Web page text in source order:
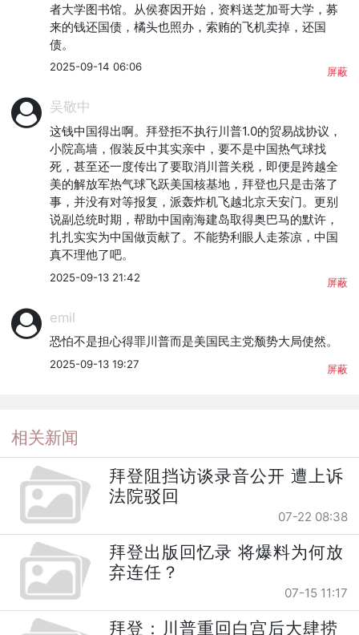
者大学图书馆。从侯赛因开始，资料送芝加哥大学，募
来的钱还国债，橘头也照办，索贿的飞机卖掉，还国
债。
2025-09-14 06:06 屏蔽
吴敬中
这钱中国得出啊。拜登拒不执行川普1.0的贸易战协议，
小院高墙，假装反中其实亲中，要不是中国热气球找
死，甚至还一度传出了要取消川普关税，即便是跨越全
美的解放军热气球飞跃美国核基地，拜登也只是击落了
事，并没有对等报复，派轰炸机飞越北京天安门。更别
说副总统时期，帮助中国南海建岛取得奥巴马的默许，
扎扎实实为中国做贡献了。不能势利眼人走茶凉，中国
真不理他了吧。
2025-09-13 21:42 屏蔽
emil
恐怕不是担心得罪川普而是美国民主党颓势大局使然。
2025-09-13 19:27 屏蔽
相关新闻
拜登阻挡访谈录音公开 遭上诉
法院驳回
07-22 08:38
拜登出版回忆录 将爆料为何放
弃连任？
07-15 11:17
拜登：川普重回白宫后大肆捞